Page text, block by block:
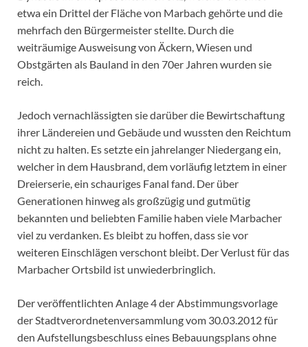
etwa ein Drittel der Fläche von Marbach gehörte und die
mehrfach den Bürgermeister stellte. Durch die
weiträumige Ausweisung von Äckern, Wiesen und
Obstgärten als Bauland in den 70er Jahren wurden sie
reich.
Jedoch vernachlässigten sie darüber die Bewirtschaftung
ihrer Ländereien und Gebäude und wussten den Reichtum
nicht zu halten. Es setzte ein jahrelanger Niedergang ein,
welcher in dem Hausbrand, dem vorläufig letztem in einer
Dreierserie, ein schauriges Fanal fand. Der über
Generationen hinweg als großzügig und gutmütig
bekannten und beliebten Familie haben viele Marbacher
viel zu verdanken. Es bleibt zu hoffen, dass sie vor
weiteren Einschlägen verschont bleibt. Der Verlust für das
Marbacher Ortsbild ist unwiederbringlich.
Der veröffentlichten Anlage 4 der Abstimmungsvorlage
der Stadtverordnetenversammlung vom 30.03.2012 für
den Aufstellungsbeschluss eines Bebauungsplans ohne